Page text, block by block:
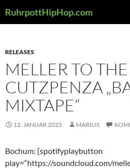
Inhalt
RuhrpottHipHop.com
RELEASES
MELLER TO
CUTZPENZA
MIXTAPE“
12. JANUAR 2025 MARIUS
Bochum: [spotifyplaybutton
play=“https://soundcloud.com/